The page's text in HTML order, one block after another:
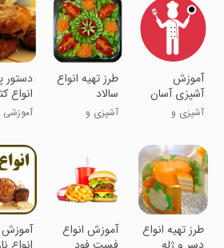
آموزش
آشپزی آسان
آشپزی و
طرز تهیه انواع
سالاد
آشپزی و
انواع
آموزشی
طرز تهیه انواع
دسر و ژله
آموزش انواع
فست فود
انواع